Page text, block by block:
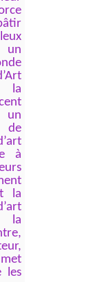
un
la
un
de
à
la
la
les